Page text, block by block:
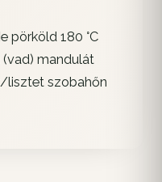
pörköld 180 °C
mandulát
lisztet szobahőn